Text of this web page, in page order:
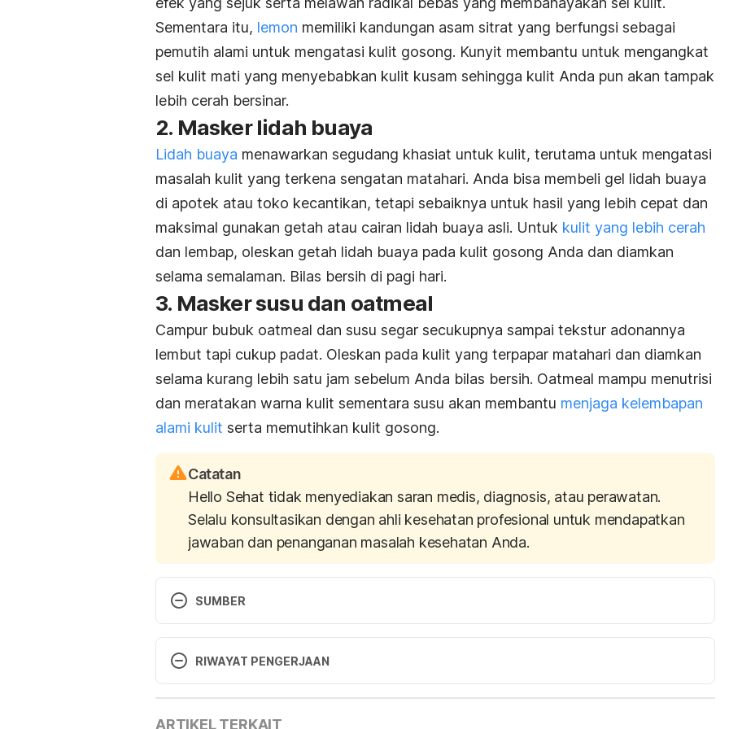
Sementara itu, lemon memiliki kandungan asam sitrat yang berfungsi sebagai
pemutih alami untuk mengatasi kulit gosong. Kunyit membantu untuk mengangkat
sel kulit mati yang menyebabkan kulit kusam sehingga kulit Anda pun akan tampak
lebih cerah bersinar.
2. Masker lidah buaya
Lidah buaya menawarkan segudang khasiat untuk kulit, terutama untuk mengatasi
masalah kulit yang terkena sengatan matahari. Anda bisa membeli gel lidah buaya
di apotek atau toko kecantikan, tetapi sebaiknya untuk hasil yang lebih cepat dan
maksimal gunakan getah atau cairan lidah buaya asli. Untuk kulit yang lebih cerah
dan lembap, oleskan getah lidah buaya pada kulit gosong Anda dan diamkan
selama semalaman. Bilas bersih di pagi hari.
3. Masker susu dan oatmeal
Campur bubuk oatmeal dan susu segar secukupnya sampai tekstur adonannya
lembut tapi cukup padat. Oleskan pada kulit yang terpapar matahari dan diamkan
selama kurang lebih satu jam sebelum Anda bilas bersih. Oatmeal mampu menutrisi
dan meratakan warna kulit sementara susu akan membantu menjaga kelembapan
alami kulit serta memutihkan kulit gosong.
Catatan
Hello Sehat tidak menyediakan saran medis, diagnosis, atau perawatan.
Selalu konsultasikan dengan ahli kesehatan profesional untuk mendapatkan
jawaban dan penanganan masalah kesehatan Anda.
SUMBER
http://www.livestrong.com/article/213928-why-does-the-sun-make-your-skin-darker-
but-your-hair-lighter/
RIWAYAT PENGERJAAN
ARTIKEL TERKAIT